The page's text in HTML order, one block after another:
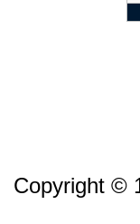
Copyright ©